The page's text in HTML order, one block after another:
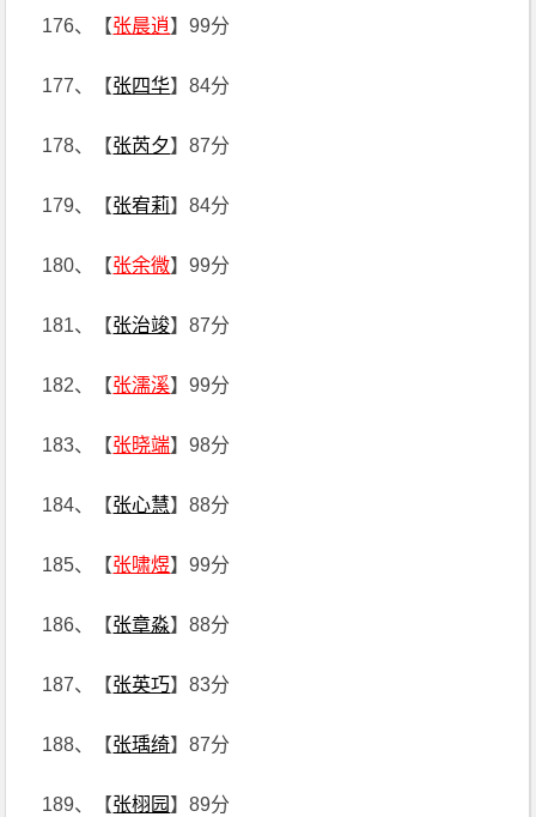
176、【张晨逍】99分
177、【张四华】84分
178、【张芮夕】87分
179、【张宥莉】84分
180、【张余微】99分
181、【张治竣】87分
182、【张濡溪】99分
183、【张晓端】98分
184、【张心慧】88分
185、【张啸煜】99分
186、【张章淼】88分
187、【张英巧】83分
188、【张瑀绮】87分
189、【张栩园 】89分